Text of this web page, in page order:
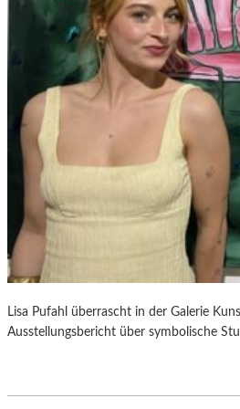
Lisa Pufahl überrascht in der Galerie
Ausstellungsbericht über symbolische